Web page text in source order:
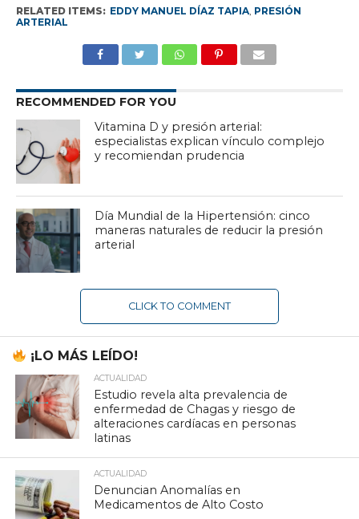
RELATED ITEMS: EDDY MANUEL DÍAZ TAPIA, PRESIÓN
ARTERIAL
RECOMMENDED FOR YOU
Vitamina D y presión arterial:
especialistas explican vínculo complejo
y recomiendan prudencia
Día Mundial de la Hipertensión: cinco
maneras naturales de reducir la presión
arterial
CLICK TO COMMENT
¡LO MÁS LEÍDO!
ACTUALIDAD
Estudio revela alta prevalencia de
enfermedad de Chagas y riesgo de
alteraciones cardíacas en personas
latinas
ACTUALIDAD
Denuncian Anomalías en
Medicamentos de Alto Costo